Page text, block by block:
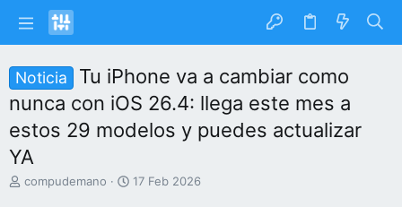
Noticia
Tu iPhone va a cambiar como
nunca con iOS 26.4: llega este mes a
estos 29 modelos y puedes actualizar
YA
Icompudemano
F
17 Feb 2026